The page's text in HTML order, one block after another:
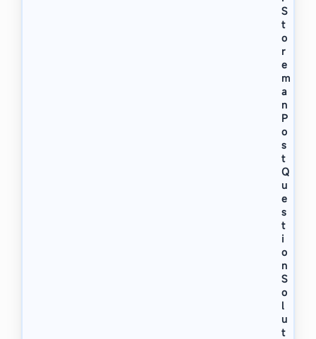
S
t
o
r
e
m
a
n
P
o
s
t
Q
u
e
s
t
i
o
n
S
o
l
u
t